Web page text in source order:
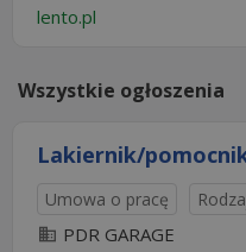
lento.pl
Wszystkie ogłoszenia
Lakiernik/
Umowa o pracę
PDR GARAGE